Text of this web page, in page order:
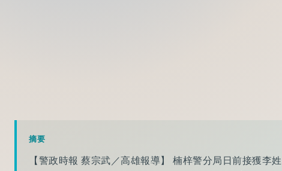
摘要
【警政時報 蔡宗武／高雄報導】 楠梓警分局日前接獲